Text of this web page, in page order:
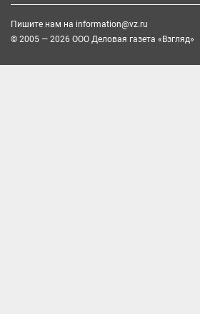
Пишите нам на information@vz.ru
© 2005 — 2026 ООО Деловая газета «Взгляд»